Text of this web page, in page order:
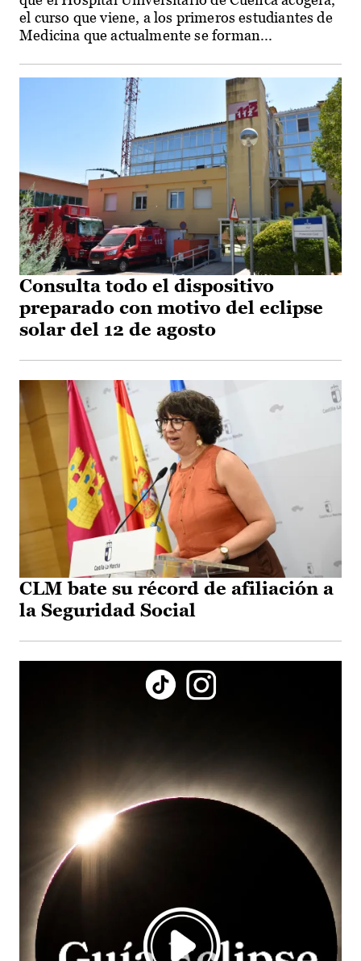
el curso que viene, a los primeros estudiantes de
Medicina que actualmente se forman...
Consulta todo el dispositivo
preparado con motivo del eclipse
solar del 12 de agosto
CLM bate su récord de afiliación a
la Seguridad Social